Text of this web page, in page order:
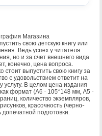
Магазина
свою детскую книгу или
Ведь успех у читателя
но и за счет внешнего вида
конечно, цена вопроса.
стоит выпустить свою книгу за
с удовольствием ответит на
услугу. В целом цена издания
как формат (А6 - 105*148 мм, А5 -
количество экземпляров,
красочность (черно-
подготовки.